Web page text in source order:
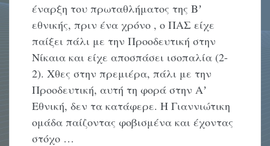
έναρξη του πρωταθλήματος της Βʼ
εθνικής, πριν ένα χρόνο , ο ΠΑΣ είχε
παίξει πάλι με την Προοδευτική στην
Νίκαια και είχε αποσπάσει ισοπαλία (2-
2). Χθες στην πρεμιέρα, πάλι με την
Προοδευτική, αυτή τη φορά στην Αʼ
Εθνική, δεν τα κατάφερε. Η Γιαννιώτικη
ομάδα παίζοντας φοβισμένα και έχοντας
στόχο …